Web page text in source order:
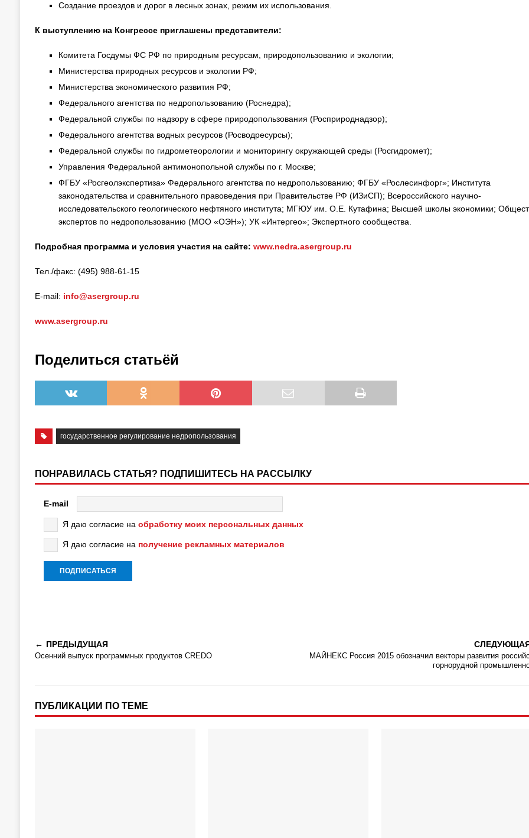
Создание проездов и дорог в лесных зонах, режим их использования.
К выступлению на Конгрессе приглашены представители:
Комитета Госдумы ФС РФ по природным ресурсам, природопользованию и экологии;
Министерства природных ресурсов и экологии РФ;
Министерства экономического развития РФ;
Федерального агентства по недропользованию (Роснедра);
Федеральной службы по надзору в сфере природопользования (Росприроднадзор);
Федерального агентства водных ресурсов (Росводресурсы);
Федеральной службы по гидрометеорологии и мониторингу окружающей среды (Росгидромет);
Управления Федеральной антимонопольной службы по г. Москве;
ФГБУ «Росгеолэкспертиза» Федерального агентства по недропользованию; ФГБУ «Рослесинфорг»; Института
законодательства и сравнительного правоведения при Правительстве РФ (ИЗиСП); Всероссийского научно-
исследовательского геологического нефтяного института; МГЮУ им. О.Е. Кутафина; Высшей школы экономики;
экспертов по недропользованию (МОО «ОЭН»); УК «Интергео»; Экспертного сообщества.
Подробная программа и условия участия на сайте: www.nedra.asergroup.ru
Тел./факс: (495) 988-61-15
E-mail: info@asergroup.ru
www.asergroup.ru
Поделиться статьёй
государственное регулирование недропользования
ПОНРАВИЛАСЬ СТАТЬЯ? ПОДПИШИТЕСЬ НА РАССЫЛКУ
E-mail
Я даю согласие на обработку моих персональных данных
Я даю согласие на получение рекламных материалов
ПРЕДЫДУЩАЯ
Осенний выпуск программных продуктов CREDO
МАЙНЕКС Россия 2015 обозначил векторы развития
горнорудной
ПУБЛИКАЦИИ ПО ТЕМЕ